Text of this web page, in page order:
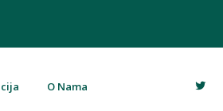
O Nama